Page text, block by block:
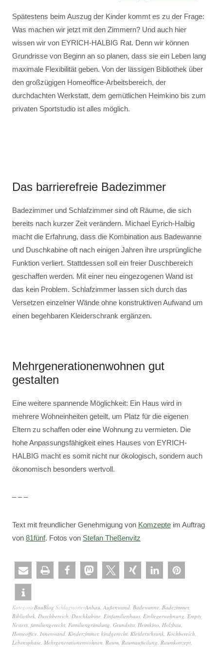
Spätestens beim Auszug der Kinder kommt es zu der Frage:
Was machen wir jetzt mit den Zimmern? Und auch hier
wissen wir von EYRICH-HALBIG Rat. Denn wir können
Grundrisse von Beginn an so planen, dass sie ein Leben lang
maximale Flexibilität geben. Von der lässigen Bibliothek über
den großzügigen Homeoffice-Arbeitsbereich, der
durchdachten Werkstatt, dem gemütlichen Heimkino bis zum
privaten Sportstudio ist alles möglich.
Das barrierefreie Badezimmer
Badezimmer und Schlafzimmer sind oft Räume, die sich
bereits nach kurzer Zeit verändern. Michael Eyrich-Halbig
macht die Erfahrung, dass die Kombination aus Badewanne
und Duschkabine oft nach einigen Jahren ihre ursprüngliche
Funktion verliert. Stattdessen soll ein freier Duschbereich
geschaffen werden. Mit einer neu eingezogenen Wand ist
das kein Problem. Schlafzimmer lassen sich durch das
Versetzen einzelner Wände ohne konstruktiven Aufwand um
einen begehbaren Kleiderschrank ergänzen.
Mehrgenerationenwohnen gut
gestalten
Eine weitere spannende Möglichkeit: Ein Haus wird in
mehrere Wohneinheiten geteilt, um Platz für die eigenen
Eltern zu schaffen oder eine Wohnung zu vermieten. Die
hohe Anpassungsfähigkeit eines Hauses von EYRICH-
HALBIG macht es somit nicht nur ökologisch, sondern auch
ökonomisch besonders wertvoll.
– – –
Text mit freundlicher Genehmigung von Komzepte im Auftrag
von 81fünf. Fotos von Stefan Theßenvitz
KategorieBauBlog SchlagwörterAnbau, Außenwand, Badewanne, Badezimmer,
Bibliothek, Duschbereich, Duschkabine, Einfamilienhaus, Einliegerwohnung, Empty
Nesters, familiengerecht, Familiengründung, Grundriss, Heimkino, Holzbau,
Homeoffice, Innenwand, Kinderzimmer, kindgerecht, Kleiderschrank, Kochbereich,
Lebensphase, Mehrgenerationenwohnen, Raum, Raumaufteilung, Raumkonzept,